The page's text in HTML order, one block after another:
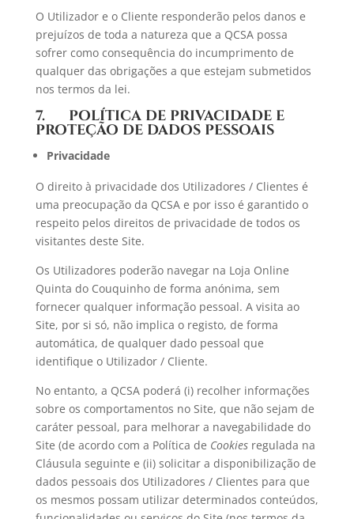
O Utilizador e o Cliente responderão pelos danos e
prejuízos de toda a natureza que a QCSA possa
sofrer como consequência do incumprimento de
qualquer das obrigações a que estejam submetidos
nos termos da lei.
7. POLÍTICA DE PRIVACIDADE E
PROTEÇÃO DE DADOS PESSOAIS
Privacidade
O direito à privacidade dos Utilizadores / Clientes é
uma preocupação da QCSA e por isso é garantido o
respeito pelos direitos de privacidade de todos os
visitantes deste Site.
Os Utilizadores poderão navegar na Loja Online
Quinta do Couquinho de forma anónima, sem
fornecer qualquer informação pessoal. A visita ao
Site, por si só, não implica o registo, de forma
automática, de qualquer dado pessoal que
identifique o Utilizador / Cliente.
No entanto, a QCSA poderá (i) recolher informações
sobre os comportamentos no Site, que não sejam de
caráter pessoal, para melhorar a navegabilidade do
Site (de acordo com a Política de Cookiesregulada na
Cláusula seguinte e (ii) solicitar a disponibilização de
dados pessoais dos Utilizadores / Clientes para que
os mesmos possam utilizar determinados conteúdos,